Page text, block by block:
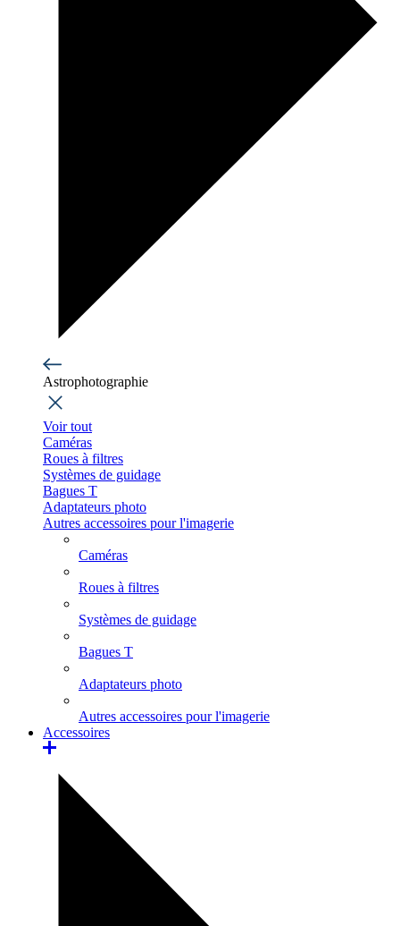
Astrophotographie
Voir tout
Caméras
Roues à filtres
Systèmes de guidage
Bagues T
Adaptateurs photo
Autres accessoires pour l'imagerie
Caméras
Roues à filtres
Systèmes de guidage
Bagues T
Adaptateurs photo
Autres accessoires pour l'imagerie
Accessoires